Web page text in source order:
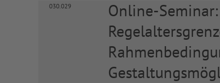
030.029
Online-